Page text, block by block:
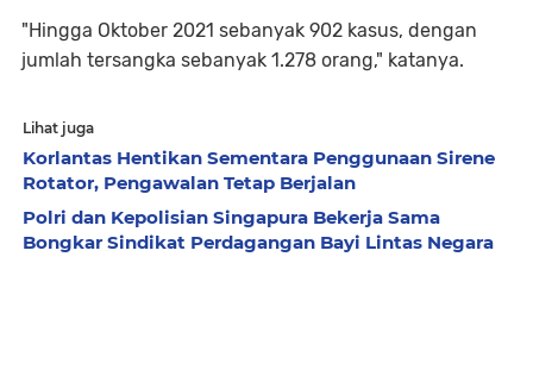
"Hingga Oktober 2021 sebanyak 902 kasus, dengan
jumlah tersangka sebanyak 1.278 orang," katanya.
Lihat juga
Korlantas Hentikan Sementara Penggunaan Sirene
Rotator, Pengawalan Tetap Berjalan
Polri dan Kepolisian Singapura Bekerja Sama
Bongkar Sindikat Perdagangan Bayi Lintas Negara